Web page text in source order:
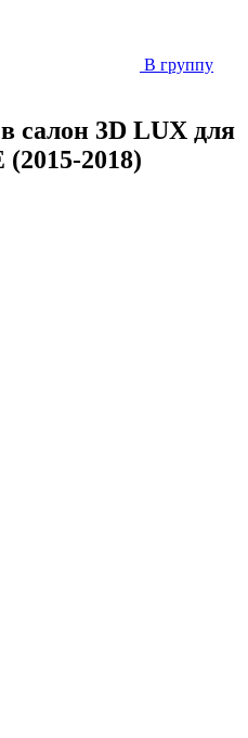
В группу
салон 3D LUX для
2018)